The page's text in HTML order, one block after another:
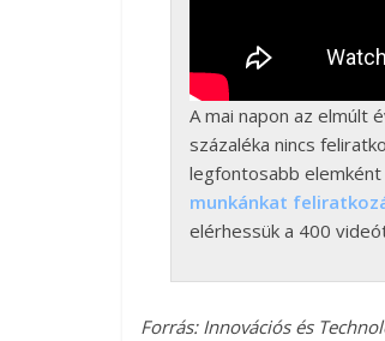
A mai napon az elmúlt
százaléka nincs
legfontosabb
munkánkat
elérhessük a 400
Forrás: Innovációs és